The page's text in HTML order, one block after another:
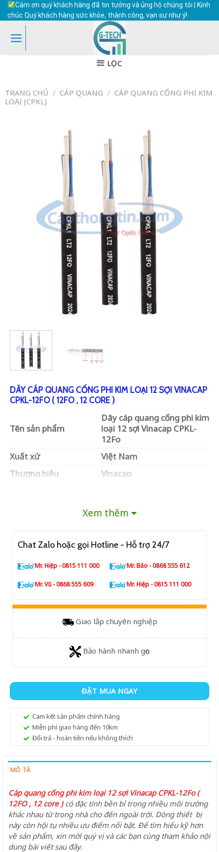
Skip
content
Cảm ơn quý khách hàng đã tin tưởng và ủng hộ chúng tôi | Kính
chúc Quý khách hàng sức khỏe, thành công, vạn sự như ý!
LỌC
TRANG CHỦ / CÁP QUANG / CÁP QUANG CỐNG PHI KIM
LOẠI (CPKL)
DÂY CÁP QUANG CỐNG PHI KIM LOẠI 12 SỢI VINACAP
CPKL-12FO ( 12FO , 12 CORE )
Tên sản phẩm
Dây cáp quang cống phi kim
loại 12 sợi Vinacap CPKL-
12Fo
Xuất xứ
Việt Nam
Thương hiệu
Vinacap
G652D
Chất liệu vỏ
HDPE
Xem thêm
Chat Zalo hoặc gọi Hotline - Hỗ trợ 24/7
Mr. Hiệp - 0815 111 000 Mr. Bảo - 0868 555 612
Mr. Vũ - 0868 555 609 Mr. Hiệp - 0815 111 000
Giao lắp chuyên nghiệp
Bảo hành nhanh gọn
ĐẶT MUA NGAY
Cam kết sản phẩm chính hãng
Miễn phí giao hàng đến 10km
Đổi trả - hoàn tiền nếu không thích
MÔ TẢ
Cáp quang cống phi kim loại 12 sợi Vinacap CPKL-12Fo (
12FO , 12 core ) có đặc tính bền bỉ trong nhiều môi trường
khác nhau từ trong nhà cho đến ngoài trời. Dòng thiết bị
này còn hội tụ nhiều ưu điểm nổi bật. Để tìm hiểu kỹ hơn
về sản phẩm, xin mời quý vị và các bạn cùng tham khảo nội
dung bài viết sau đây.